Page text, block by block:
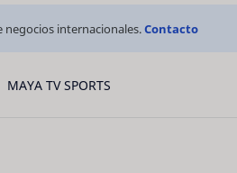
internacionales.Contacto
MAYA TV SPORTS